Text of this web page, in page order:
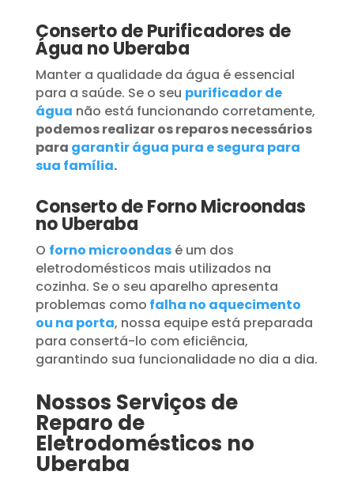
Conserto de Purificadores de
Água no Uberaba
Manter a qualidade da água é essencial
para a saúde. Se o seu purificador de
água não está funcionando corretamente,
podemos realizar os reparos necessários
para garantir água pura e segura para
sua família.
Conserto de Forno Microondas
no Uberaba
O forno microondasé um dos
eletrodomésticos mais utilizados na
cozinha. Se o seu aparelho apresenta
problemas como falha no aquecimento
ou na porta, nossa equipe está preparada
para consertá-lo com eficiência,
garantindo sua funcionalidade no dia a dia.
Nossos Serviços de
Reparo de
Eletrodomésticos no
Uberaba